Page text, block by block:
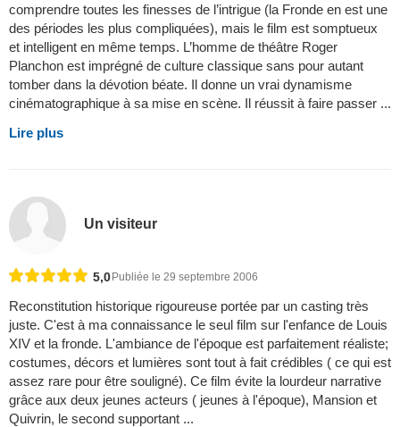
comprendre toutes les finesses de l’intrigue (la Fronde en est une
des périodes les plus compliquées), mais le film est somptueux
et intelligent en même temps. L’homme de théâtre Roger
Planchon est imprégné de culture classique sans pour autant
tomber dans la dévotion béate. Il donne un vrai dynamisme
cinématographique à sa mise en scène. Il réussit à faire passer ...
Lire plus
Un visiteur
5,0Publiée le 29 septembre 2006
Reconstitution historique rigoureuse portée par un casting très
juste. C'est à ma connaissance le seul film sur l'enfance de Louis
XIV et la fronde. L'ambiance de l'époque est parfaitement réaliste;
costumes, décors et lumières sont tout à fait crédibles ( ce qui est
assez rare pour être souligné). Ce film évite la lourdeur narrative
grâce aux deux jeunes acteurs ( jeunes à l'époque), Mansion et
Quivrin, le second supportant ...